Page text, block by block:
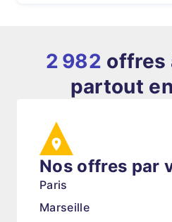
2 982 offres
partout
Nos offres par
Paris
Marseille